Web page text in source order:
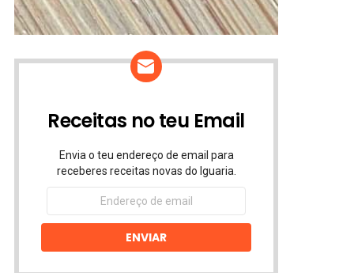
Receitas no teu Email
Envia o teu endereço de email para
receberes receitas novas do Iguaria.
Endereço
email
ENVIAR